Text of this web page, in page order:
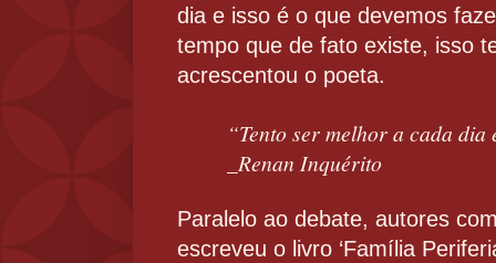
dia e isso é o que devemos
tempo que de fato existe, isso
acrescentou o poeta.
“Tento ser melhor a cada dia
_Renan Inquérito
Paralelo ao debate, autores
escreveu o livro ‘Família